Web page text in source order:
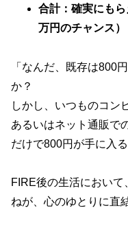
合計：確実にも
万円のチャンス）
「なんだ、既存は800
か？
しかし、いつものコン
あるいはネット通販で
だけで800円が手に入
FIRE後の生活におい
ねが、心のゆとりに直